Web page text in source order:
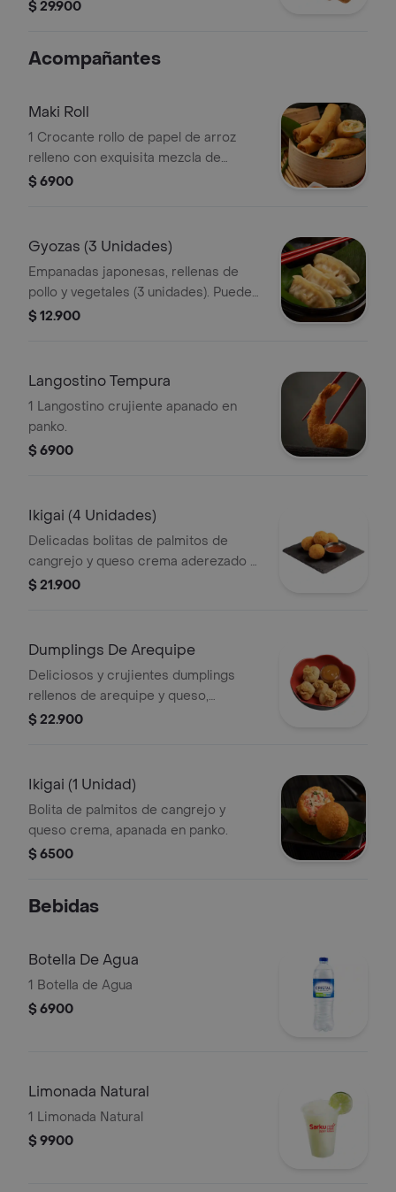
$ 29.900
Acompañantes
Maki Roll
1 Crocante rollo de papel de arroz
relleno con exquisita mezcla de
vegetales y queso tofu.
$ 6900
Gyozas (3 Unidades)
Empanadas japonesas, rellenas de
pollo y vegetales (3 unidades). Puedes
pedirlas fritas o a la plancha.
$ 12.900
Langostino Tempura
1 Langostino crujiente apanado en
panko.
$ 6900
Ikigai (4 Unidades)
Delicadas bolitas de palmitos de
cangrejo y queso crema aderezado a
la tempura.
$ 21.900
Dumplings De Arequipe
Deliciosos y crujientes dumplings
rellenos de arequipe y queso,
acompañados con salsa de arequipe
$ 22.900
Ikigai (1 Unidad)
Bolita de palmitos de cangrejo y
queso crema, apanada en panko.
$ 6500
Bebidas
Botella De Agua
1 Botella de Agua
$ 6900
Limonada Natural
1 Limonada Natural
$ 9900